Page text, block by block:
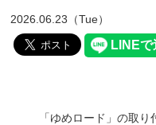
2026.06.23（Tue）
「ゆめロード」の取